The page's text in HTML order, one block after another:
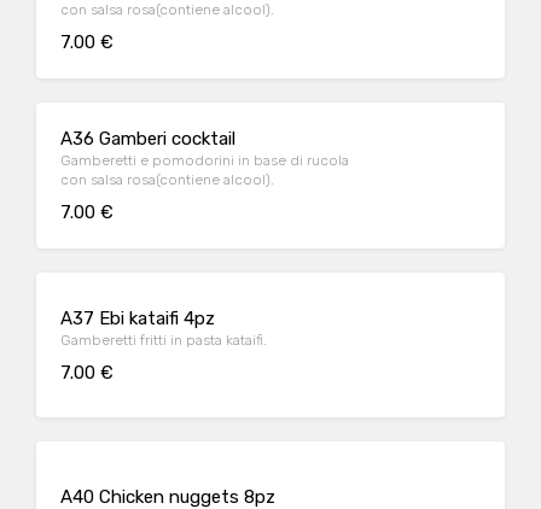
con salsa rosa(contiene alcool).
7.00 €
A36 Gamberi cocktail
Gamberetti e pomodorini in base di rucola
con salsa rosa(contiene alcool).
7.00 €
A37 Ebi kataifi 4pz
Gamberetti fritti in pasta kataifi.
7.00 €
A40 Chicken nuggets 8pz